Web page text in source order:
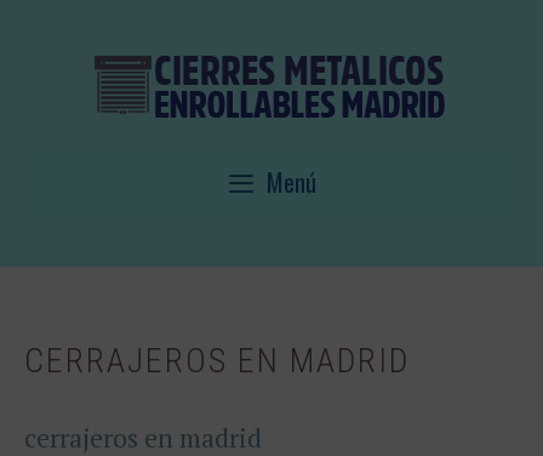
Menú
CERRAJEROS EN MADRID
cerrajeros en madrid